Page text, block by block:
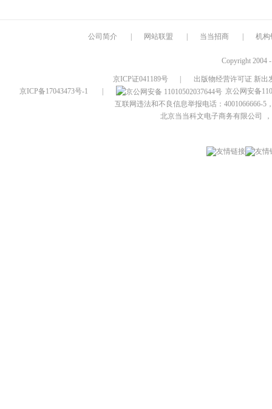
公司简介 网站联盟 当当招商 机构
Copyright 2004
京ICP证041189号
出版物经营许可证 新出
京ICP备17043473号-1
京公网安备
互联网违法和不良信息举报电话：4001066666-5
北京当当科文电子商务有限公司